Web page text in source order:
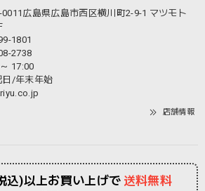
0011広島県広島市西区横川町2-9-1 マツモト
1801
2738
17:00
日/年末年始
店舗情報
込)以上お買い上げで 送料無料